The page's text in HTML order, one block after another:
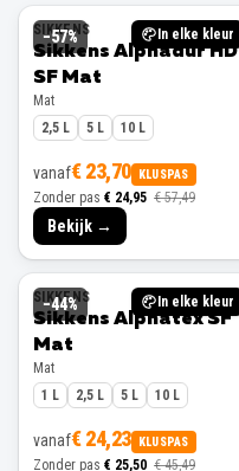
−57% In elke kleur
SIKKENS
Sikkens Alphadur HD
SF Mat
Mat
2,5 L
5 L 10 L
vanaf€ 23,70 KLUSPAS
Zonder pas € 24,95 € 57,49
Bekijk →
−44% In elke kleur
SIKKENS
Sikkens Alphatex SF
Mat
Mat
1 L
2,5 L 5 L 10 L
vanaf€ 24,23 KLUSPAS
Zonder pas € 25,50 € 45,49